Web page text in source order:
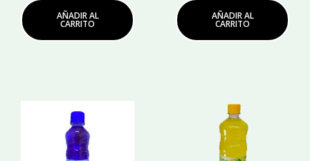
AÑADIR AL
CARRITO
AÑADIR AL
CARRITO